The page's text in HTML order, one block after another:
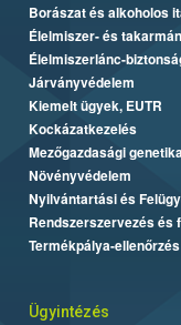
Borászat és alkoholos
Élelmiszer- és
Élelmiszerlánc-
Járványvédelem
Kiemelt ügyek, EUTR
Kockázatkezelés
Mezőgazdasági
Növényvédelem
Nyilvántartási és
Rendszerszervezés és
Termékpálya-ellenőrzés
Ügyintézés